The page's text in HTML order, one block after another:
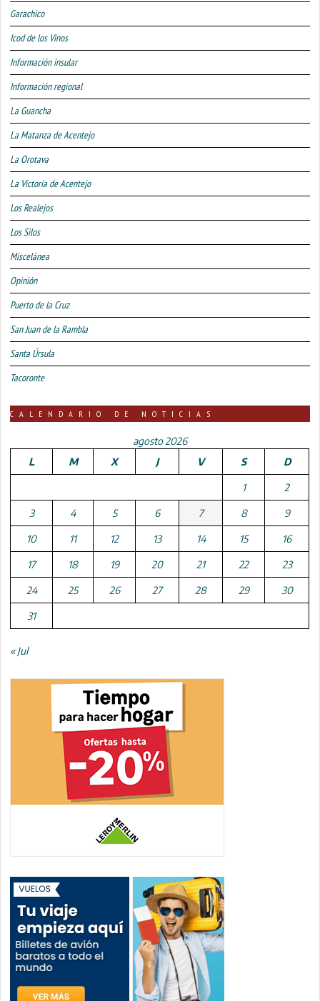
Garachico
Icod de los Vinos
Información insular
Información regional
La Guancha
La Matanza de Acentejo
La Orotava
La Victoria de Acentejo
Los Realejos
Los Silos
Miscelánea
Opinión
Puerto de la Cruz
San Juan de la Rambla
Santa Úrsula
Tacoronte
CALENDARIO DE NOTICIAS
agosto 2026
L
M X J V S D
1 2
3 4 5 6 7 8 9
10 11 12 13 14 15 16
17 18 19 20 21 22 23
24 25 26 27 28 29 30
31
« Jul